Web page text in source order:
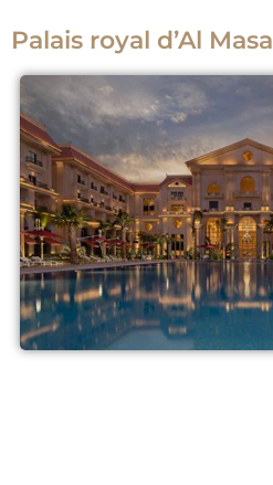
Palais royal d’Al Masa